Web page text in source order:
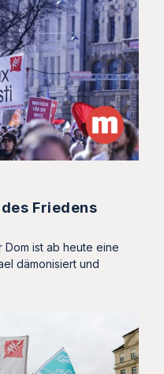
Friedens
Dom ist ab heute eine
dämonisiert und